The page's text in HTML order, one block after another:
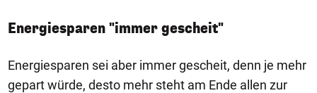
Energiesparen "immer gescheit"
Energiesparen sei aber immer gescheit, denn je mehr
gepart würde, desto mehr steht am Ende allen zur